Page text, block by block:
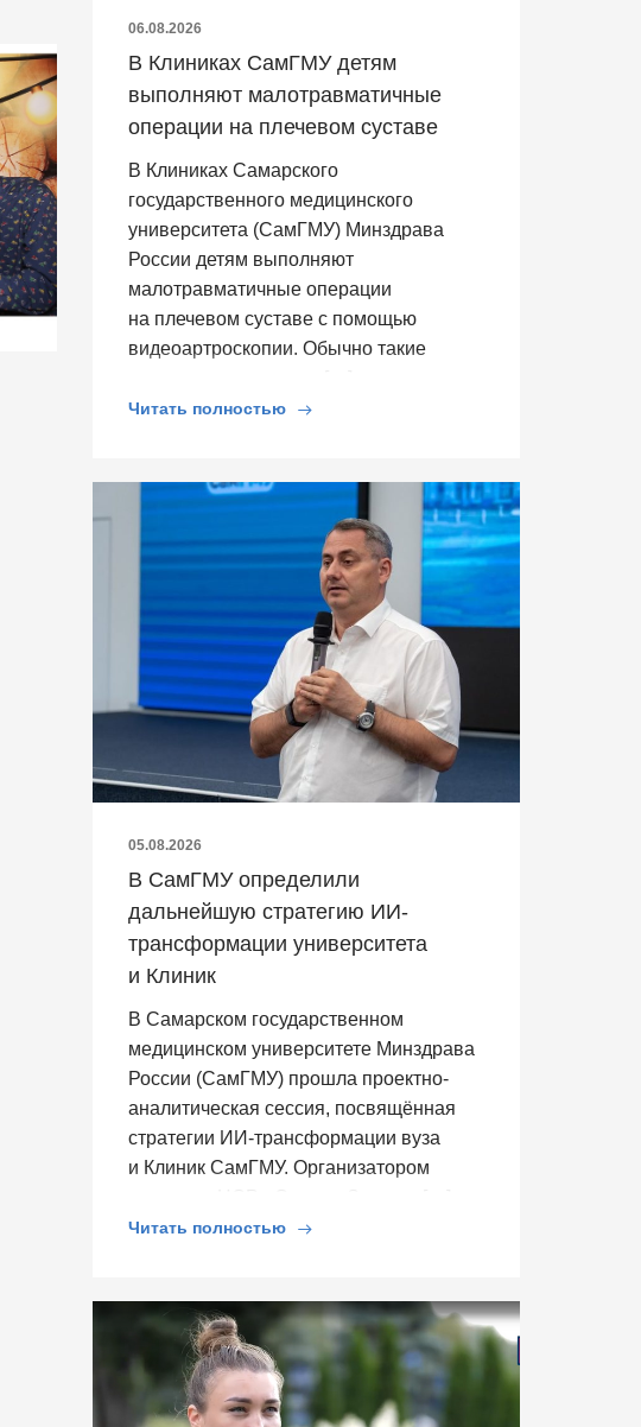
06.08.2026
В Клиниках СамГМУ детям
выполняют малотравматичные
операции на плечевом суставе
В Клиниках Самарского
государственного медицинского
университета (СамГМУ) Минздрава
России детям выполняют
малотравматичные операции
на плечевом суставе с помощью
видеоартроскопии. Обычно такие
Читать полностью
05.08.2026
В СамГМУ определили
дальнейшую стратегию ИИ-
трансформации университета
и Клиник
В Самарском государственном
медицинском университете Минздрава
России (СамГМУ) прошла проектно-
аналитическая сессия, посвящённая
стратегии ИИ-трансформации вуза
и Клиник СамГМУ. Организатором
Читать полностью